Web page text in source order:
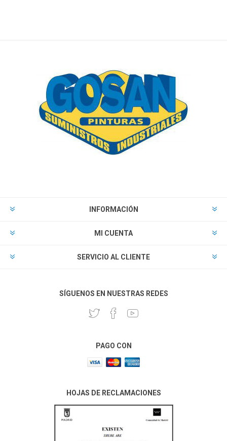
INFORMACIÓN
MI CUENTA
SERVICIO AL CLIENTE
SÍGUENOS EN NUESTRAS REDES
PAGO CON
HOJAS DE RECLAMACIONES